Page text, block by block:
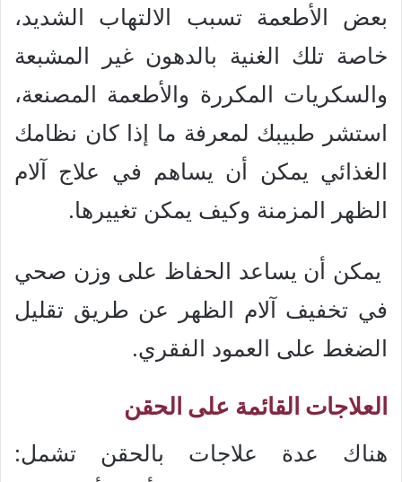
بعض الأطعمة تسبب الالتهاب الشديد،
خاصة تلك الغنية بالدهون غير المشبعة
والسكريات المكررة والأطعمة المصنعة،
استشر طبيبك لمعرفة ما إذا كان نظامك
الغذائي يمكن أن يساهم في علاج آلام
الظهر المزمنة وكيف يمكن تغييرها.
يمكن أن يساعد الحفاظ على وزن صحي
في تخفيف آلام الظهر عن طريق تقليل
الضغط على العمود الفقري.
العلاجات القائمة على الحقن
هناك عدة علاجات بالحقن تشمل: